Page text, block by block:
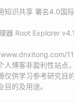
知识共享 署名4.0国
器 Root Explorer
人博客非盈利性站点
仅供学习参考研究目
的及用途。